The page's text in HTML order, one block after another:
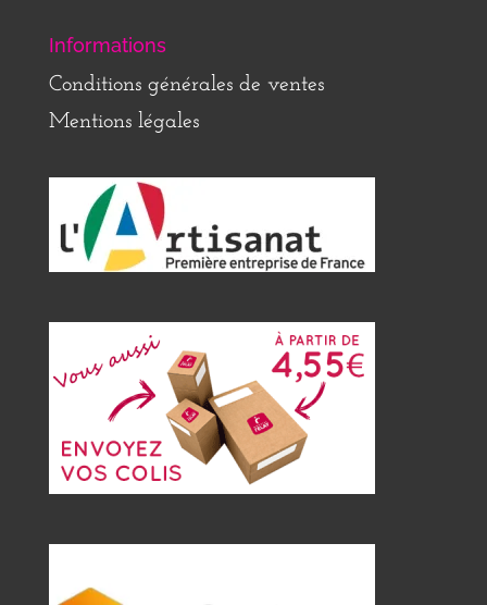
Informations
Conditions générales de ventes
Mentions légales